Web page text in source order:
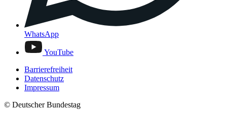
WhatsApp
YouTube
Barrierefreiheit
Datenschutz
Impressum
© Deutscher Bundestag